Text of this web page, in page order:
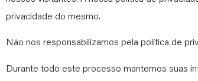
privacidade do mesmo.
Não nos responsabilizamos pela política de
Durante todo este processo mantemos suas